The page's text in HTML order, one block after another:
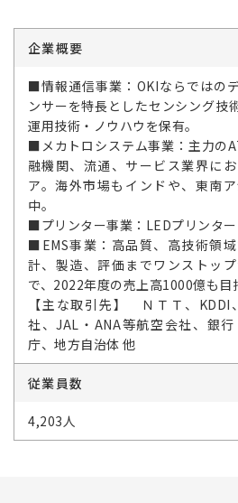
企業概要
■情報通信事業：OKIならではの
ンサーを特長としたセンシング技
運用技術・ノウハウを保有。
■メカトロシステム事業：主力の
融機関、流通、サービス業界に
ア。海外市場もインドや、東南
中。
■プリンター事業：LEDプリンター
■EMS事業：高品質、高技術領
計、製造、評価までワンストッ
で、2022年度の売上高1000億も目
【主な取引先】 ＮＴＴ、KDDI
社、JAL・ANA等航空会社、銀
庁、地方自治体 他
従業員数
4,203人